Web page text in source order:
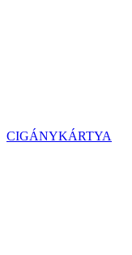
CIGÁNYKÁRTYA